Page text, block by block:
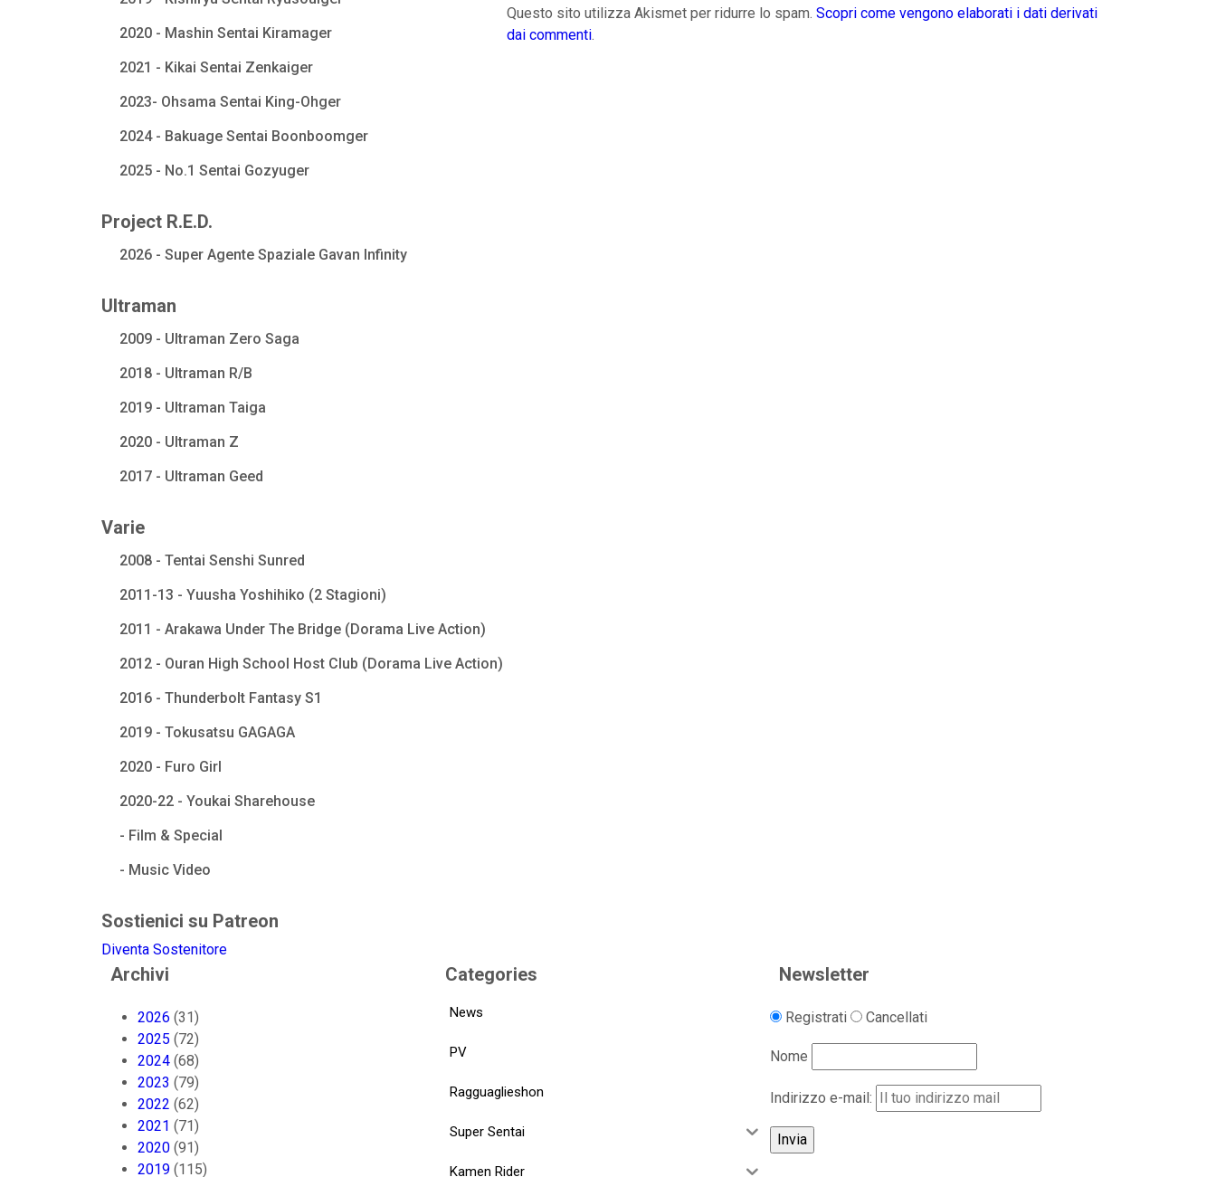
2020 - Mashin Sentai Kiramager
2021 - Kikai Sentai Zenkaiger
2023- Ohsama Sentai King-Ohger
2024 - Bakuage Sentai Boonboomger
2025 - No.1 Sentai Gozyuger
Project R.E.D.
2026 - Super Agente Spaziale Gavan Infinity
Ultraman
2009 - Ultraman Zero Saga
2018 - Ultraman R/B
2019 - Ultraman Taiga
2020 - Ultraman Z
2017 - Ultraman Geed
Varie
2008 - Tentai Senshi Sunred
2011-13 - Yuusha Yoshihiko (2 Stagioni)
2011 - Arakawa Under The Bridge (Dorama Live Action)
2012 - Ouran High School Host Club (Dorama Live Action)
2016 - Thunderbolt Fantasy S1
2019 - Tokusatsu GAGAGA
2020 - Furo Girl
2020-22 - Youkai Sharehouse
- Film & Special
- Music Video
Sostienici su Patreon
Diventa Sostenitore
Questo sito utilizza Akismet per ridurre lo spam. Scopri come vengono elaborati i dati derivati
dai commenti.
Archivi
2026 (31)
2025 (72)
2024 (68)
2023 (79)
2022 (62)
2021 (71)
2020 (91)
2019 (115)
Categories
News
PV
Ragguaglieshon
Super Sentai
Kamen Rider
Newsletter
Registrati Cancellati
Nome
Indirizzo e-mail: